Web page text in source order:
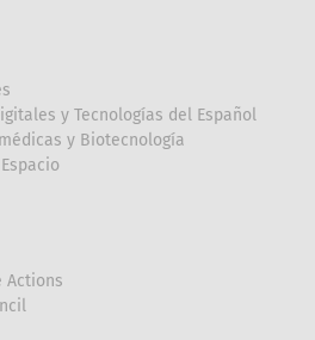
y Tecnologías del Español
y Biotecnología
Actions